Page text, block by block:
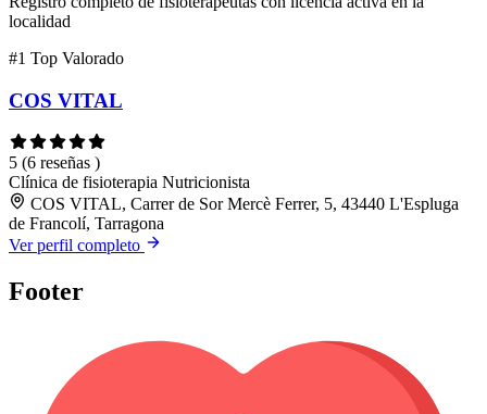
localidad
#1 Top Valorado
COS VITAL
5 (6 reseñas )
Clínica de fisioterapia Nutricionista
COS VITAL, Carrer de Sor Mercè Ferrer, 5, 43440 L'Espluga
de Francolí, Tarragona
Ver perfil completo
Footer